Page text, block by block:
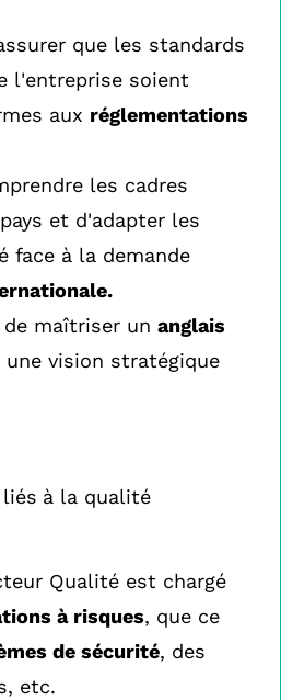
que les standards
l'entreprise soient
aux réglementations
les cadres
et d'adapter les
face à la demande
maîtriser un anglais
une vision stratégique
liés à la qualité
Qualité est chargé
à risques, que ce
de sécurité, des
etc.